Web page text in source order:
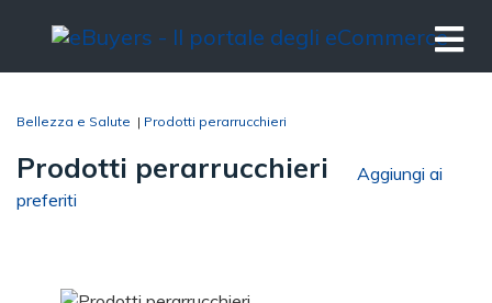
Bellezza e Salute | Prodotti perarrucchieri
Prodotti perarrucchieri
Aggiungi ai
preferiti